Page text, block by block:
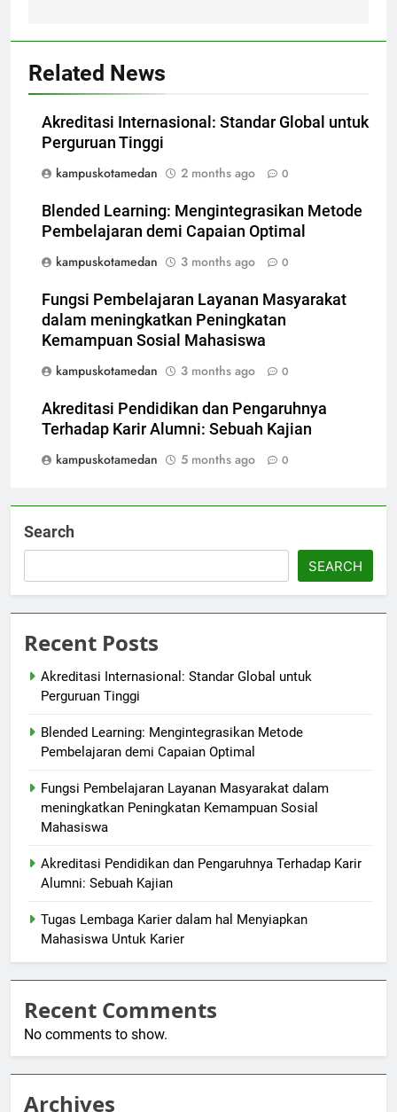
Related News
Akreditasi Internasional: Standar Global untuk
Perguruan Tinggi
kampuskotamedan
2 months ago 0
Blended Learning: Mengintegrasikan Metode
Pembelajaran demi Capaian Optimal
kampuskotamedan
3 months ago 0
Fungsi Pembelajaran Layanan Masyarakat
dalam meningkatkan Peningkatan
Kemampuan Sosial Mahasiswa
kampuskotamedan
3 months ago 0
Akreditasi Pendidikan dan Pengaruhnya
Terhadap Karir Alumni: Sebuah Kajian
kampuskotamedan
5 months ago 0
Search
SEARCH
Recent Posts
Akreditasi Internasional: Standar Global untuk
Perguruan Tinggi
Blended Learning: Mengintegrasikan Metode
Pembelajaran demi Capaian Optimal
Fungsi Pembelajaran Layanan Masyarakat dalam
meningkatkan Peningkatan Kemampuan Sosial
Mahasiswa
Akreditasi Pendidikan dan Pengaruhnya Terhadap Karir
Alumni: Sebuah Kajian
Tugas Lembaga Karier dalam hal Menyiapkan
Mahasiswa Untuk Karier
Recent Comments
No comments to show.
Archives